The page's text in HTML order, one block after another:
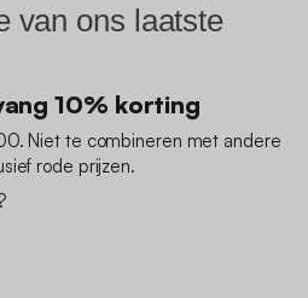
van ons laatste
10% korting
Niet te combineren met andere
rode prijzen.